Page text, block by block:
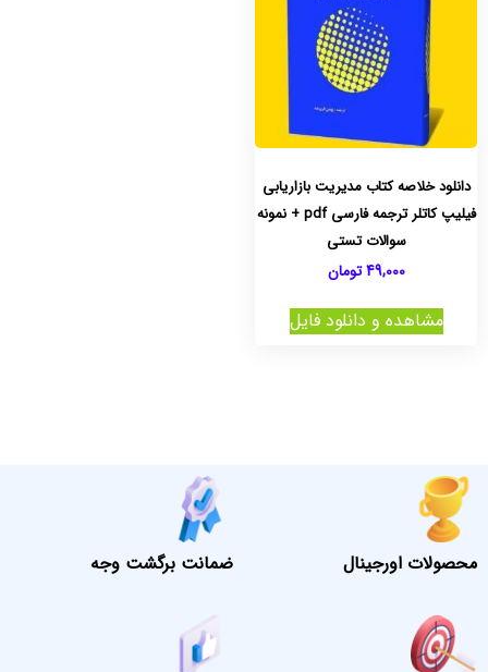
دانلود خلاصه کتاب مدیریت بازاریابی
فیلیپ کاتلر ترجمه فارسی pdf + نمونه
سوالات تستی
49,000 تومان
مشاهده و دانلود فایل
محصولات اورجینال ضمانت برگشت وجه